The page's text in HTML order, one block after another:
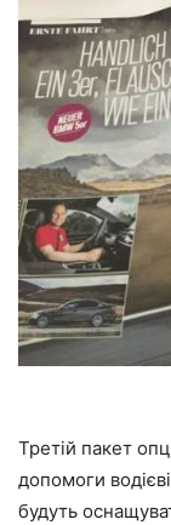
Третій пакет
допомоги
будуть